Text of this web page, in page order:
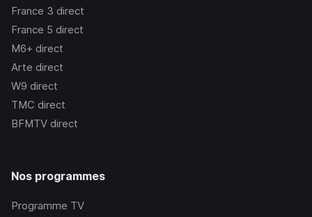
France 3 direct
France 5 direct
M6+ direct
Arte direct
W9 direct
TMC direct
BFMTV direct
Nos programmes
Programme TV